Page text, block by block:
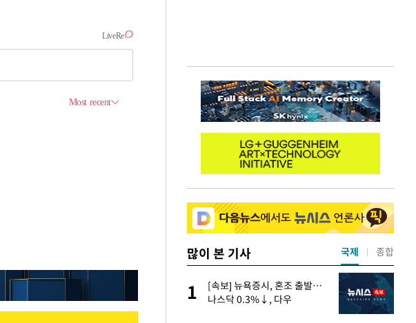
많이 본 기사
방은희, 母 고독사에 오열 "이
틀 만에 발견"
1
[속보] 뉴욕증시, 혼조 출발…
나스닥 0.3%↓, 다우
국제 종합